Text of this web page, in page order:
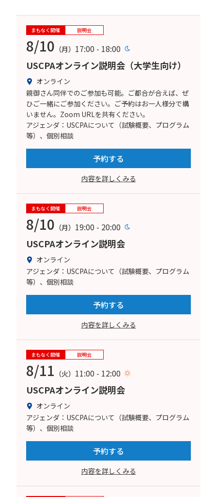
まもなく開催 説明会
8/10 （月） 17:00 - 18:00
USCPAオンライン説明会（大学生向け）
オンライン
親御さん同伴でのご参加も可能。ご都合が合えば、ぜ
ひご一緒にご参加ください。ご予約はお一人様分で構
いません。Zoom URLを共有ください。
アジェンダ：USCPAについて（試験概要、プログラム
等）、個別相談
予約する
内容を詳しくみる
まもなく開催 説明会
8/10 （月） 19:00 - 20:00
USCPAオンライン説明会
オンライン
アジェンダ：USCPAについて（試験概要、プログラム
等）、個別相談
予約する
内容を詳しくみる
まもなく開催 説明会
8/11 （火） 11:00 - 12:00
USCPAオンライン説明会
オンライン
アジェンダ：USCPAについて（試験概要、プログラム
等）、個別相談
予約する
内容を詳しくみる